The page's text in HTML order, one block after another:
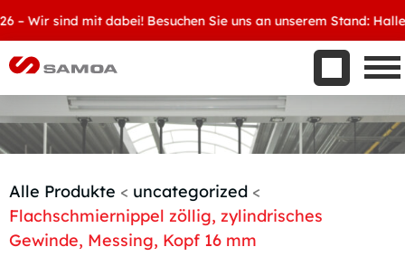
Wir sind mit dabei! Besuchen Sie uns an unserem Stand: Halle
Aktuelles
Kontakt
Handelspartner werden
Alle Produkte < uncategorized <
Flachschmiernippel zöllig, zylindrisches
Gewinde, Messing, Kopf 16 mm